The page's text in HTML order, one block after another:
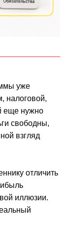
уже
налоговой,
еще нужно
свободны,
взгляд
отличить
иллюзии.